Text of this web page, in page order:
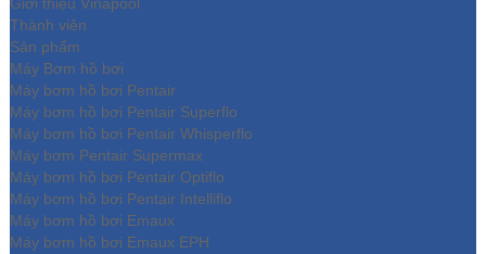
Thành viên
Sản phẩm
Máy Bơm hồ bơi
Máy bơm hồ bơi Pentair
Máy bơm hồ bơi Pentair Superflo
Máy bơm hồ bơi Pentair Whisperflo
Máy bơm Pentair Supermax
Máy bơm hồ bơi Pentair Optiflo
Máy bơm hồ bơi Pentair Intelliflo
Máy bơm hồ bơi Emaux
Máy bơm hồ bơi Emaux EPH